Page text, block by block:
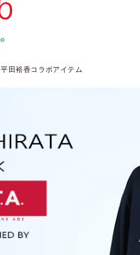
平田裕香コラボアイテム